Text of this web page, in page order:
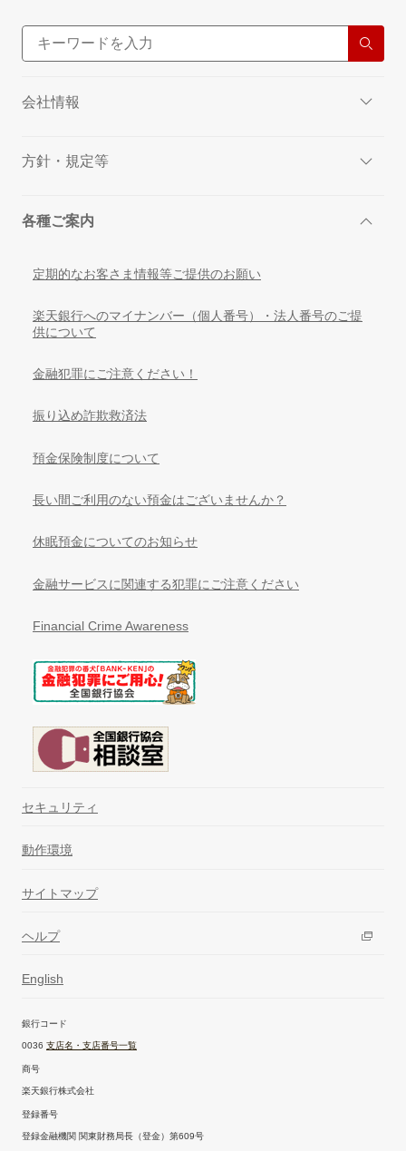
会社情報
方針・規定等
各種ご案内
定期的なお客さま情報等ご提供のお願い
楽天銀行へのマイナンバー（個人番号）・法人番号のご提
供について
金融犯罪にご注意ください！
振り込め詐欺救済法
預金保険制度について
長い間ご利用のない預金はございませんか？
休眠預金についてのお知らせ
金融サービスに関連する犯罪にご注意ください
Financial Crime Awareness
セキュリティ
動作環境
サイトマップ
ヘルプ
English
銀行コード
0036 支店名・支店番号一覧
商号
楽天銀行株式会社
登録番号
登録金融機関 関東財務局長（登金）第609号